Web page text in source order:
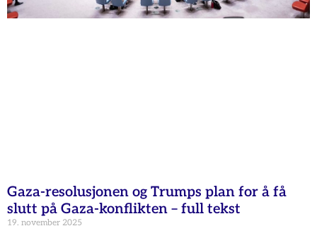
Gaza-resolusjonen og Trumps plan for å få
slutt på Gaza-konflikten – full tekst
19. november 2025